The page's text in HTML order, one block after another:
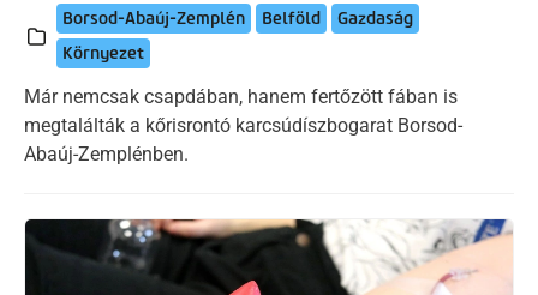
Borsod-Abaúj-Zemplén Belföld
Gazdaság
Környezet
Már nemcsak csapdában, hanem fertőzött fában is
megtalálták a kőrisrontó karcsúdíszbogarat Borsod-
Abaúj-Zemplénben.